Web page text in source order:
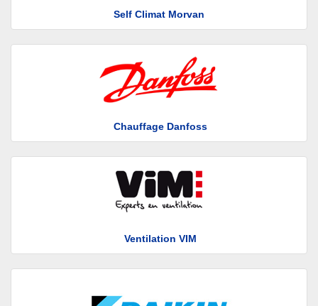
Self Climat Morvan
Chauffage Danfoss
Ventilation VIM